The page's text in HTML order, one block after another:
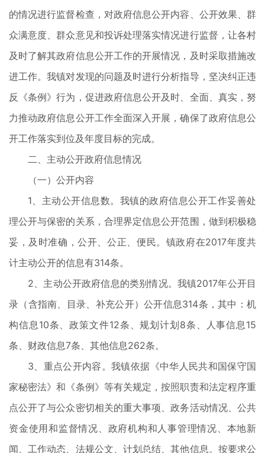
的情况进行监督检查，对政府信息公开内容、公开效果、群
众满意度、群众意见和投诉处理落实情况进行监督，让各村
及时了解其政府信息公开工作的开展情况，及时采取措施改
进工作。我镇对发现的问题及时进行分析指导，坚决纠正违
反《条例》行为，促进政府信息公开及时、全面、真实，努
力推动政府信息公开工作全面深入开展，确保了政府信息公
开工作落实到位及年度目标的完成。
二、主动公开政府信息情况
（一）公开内容
1、主动公开信息数。我镇的政府信息公开工作妥善处
理公开与保密的关系，合理界定信息公开范围，做到积极稳
妥，及时准确，公开、公正、便民。镇政府在2017年度共
计主动公开的信息有314条。
2、主动公开政府信息的类别情况。我镇2017年公开目
录（含指南、目录、补充公开）公开信息314条，其中：机
构信息10条、政策文件12条、规划计划8条、人事信息15
条、财政信息7条、其他信息262条。
3、重点公开内容。我镇依据《中华人民共和国保守国
家秘密法》和《条例》等有关规定，按照职责和法定程序重
点公开了与公众密切相关的重大事项、政务活动情况、公共
资金使用和监督情况、政府机构和人事管理情况、本地新
闻、工作动态、法规公文、计划总结、其他信息。按要求公